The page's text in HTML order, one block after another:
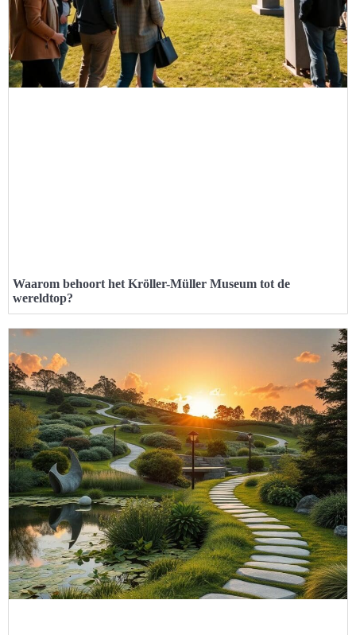
Waarom behoort het Kröller-Müller Museum tot de
wereldtop?